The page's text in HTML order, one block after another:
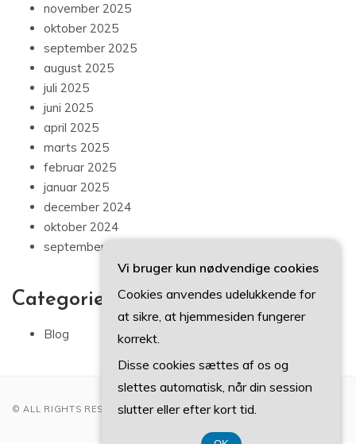
november 2025
oktober 2025
september 2025
august 2025
juli 2025
juni 2025
april 2025
marts 2025
februar 2025
januar 2025
december 2024
oktober 2024
september 2024
Categories
Blog
© ALL RIGHTS RESERVED 2022
Vi bruger kun nødvendige cookies
Cookies anvendes udelukkende for
at sikre, at hjemmesiden fungerer
korrekt.
Disse cookies sættes af os og
slettes automatisk, når din session
slutter eller efter kort tid.